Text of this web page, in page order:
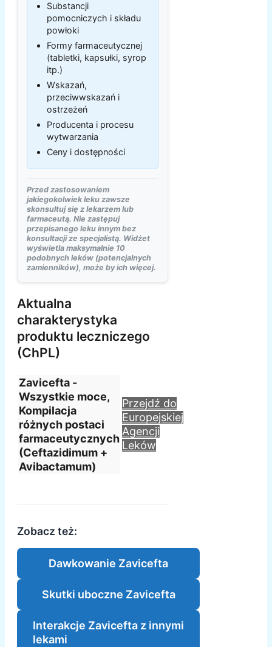
Substancji
pomocniczych i składu
powłoki
Formy farmaceutycznej
(tabletki, kapsułki, syrop
itp.)
Wskazań,
przeciwwskazań i
ostrzeżeń
Producenta i procesu
wytwarzania
Ceny i dostępności
Przed zastosowaniem
jakiegokolwiek leku zawsze
skonsultuj się z lekarzem lub
farmaceutą. Nie zastępuj
przepisanego leku innym bez
konsultacji ze specjalistą. Widżet
wyświetla maksymalnie 10
podobnych leków (potencjalnych
zamienników), może by ich więcej.
Aktualna
charakterystyka
produktu leczniczego
(ChPL)
Zavicefta -
Wszystkie moce,
Kompilacja
różnych postaci
farmaceutycznych
(Ceftazidimum +
Avibactamum)
Przejdź do
Europejskiej
Agencji
Leków
Zobacz też:
Dawkowanie Zavicefta
Skutki uboczne Zavicefta
Interakcje Zavicefta z innymi
lekami